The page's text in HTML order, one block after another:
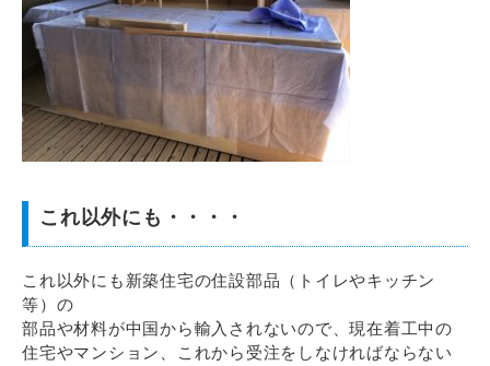
これ以外にも・・・・
これ以外にも新築住宅の住設部品（トイレやキッチン
等）の
部品や材料が中国から輸入されないので、現在着工中の
住宅やマンション、これから受注をしなければならない